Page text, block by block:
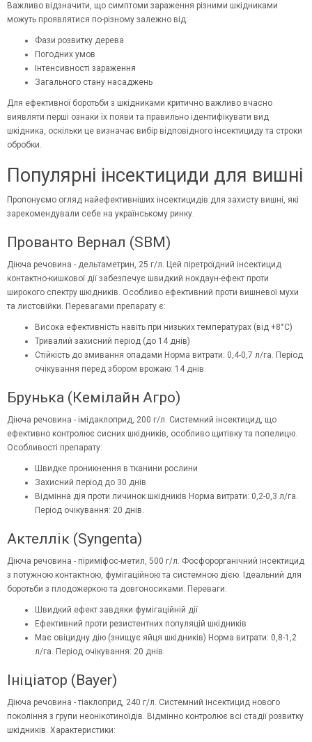
Важливо відзначити, що симптоми зараження різними шкідниками
можуть проявлятися по-різному залежно від:
Фази розвитку дерева
Погодних умов
Інтенсивності зараження
Загального стану насаджень
Для ефективної боротьби з шкідниками критично важливо вчасно
виявляти перші ознаки їх появи та правильно ідентифікувати вид
шкідника, оскільки це визначає вибір відповідного інсектициду та строки
обробки.
Популярні інсектициди для вишні
Пропонуємо огляд найефективніших інсектицидів для захисту вишні, які
зарекомендували себе на українському ринку.
Прованто Вернал (SBM)
Діюча речовина - дельтаметрин, 25 г/л. Цей піретроїдний інсектицид
контактно-кишкової дії забезпечує швидкий нокдаун-ефект проти
широкого спектру шкідників. Особливо ефективний проти вишневої мухи
та листовійки. Перевагами препарату є:
Висока ефективність навіть при низьких температурах (від +8°C)
Тривалий захисний період (до 14 днів)
Стійкість до змивання опадами Норма витрати: 0,4-0,7 л/га. Період
очікування перед збором врожаю: 14 днів.
Брунька (Кемілайн Агро)
Діюча речовина - імідаклоприд, 200 г/л. Системний інсектицид, що
ефективно контролює сисних шкідників, особливо щитівку та попелицю.
Особливості препарату:
Швидке проникнення в тканини рослини
Захисний період до 30 днів
Відмінна дія проти личинок шкідників Норма витрати: 0,2-0,3 л/га.
Період очікування: 20 днів.
Актеллік (Syngenta)
Діюча речовина - піриміфос-метил, 500 г/л. Фосфорорганічний інсектицид
з потужною контактною, фумігаційною та системною дією. Ідеальний для
боротьби з плодожеркою та довгоносиками. Переваги:
Швидкий ефект завдяки фумігаційній дії
Ефективний проти резистентних популяцій шкідників
Має овіцидну дію (знищує яйця шкідників) Норма витрати: 0,8-1,2
л/га. Період очікування: 20 днів.
Ініціатор (Bayer)
Діюча речовина - тіаклоприд, 240 г/л. Системний інсектицид нового
покоління з групи неонікотиноїдів. Відмінно контролює всі стадії розвитку
шкідників. Характеристики: